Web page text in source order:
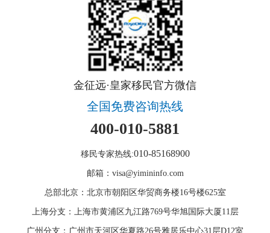
金征远·皇家移民官方微信
全国免费咨询热线
400-010-5881
移民专家热线:010-85168900
邮箱：visa@yimininfo.com
总部北京：北京市朝阳区华贸商务楼16号楼625室
上海分支：上海市黄浦区九江路769号华旭国际大厦11层
广州分支：广州市天河区华夏路26号雅居乐中心31层D12室